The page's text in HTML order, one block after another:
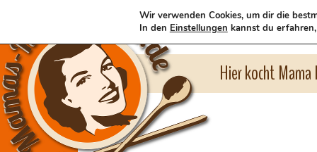
Hier kocht
Wir verwenden Cookies, um dir die
In den Einstellungen kannst du